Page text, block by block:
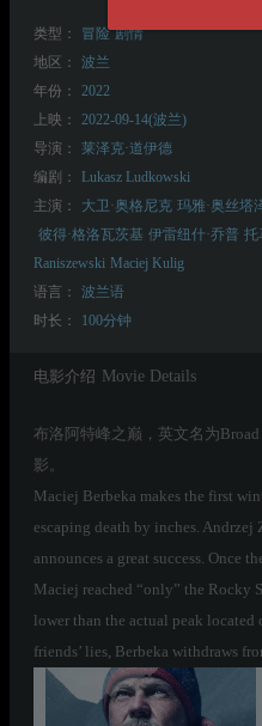
类型： 冒险 剧情
地区：
波兰
年份：
2022
上映：
2022-09-14(波兰)
导演：
莱泽克·道伊德
编剧：
Lukasz Ludkowski
主演：
大卫·奥格尼克 玛雅·奥丝塔
彼得·格洛瓦茨基 伊雷纽什·乔普 托
Raniszewski Maciej Kulig
语言：
波兰语
时长：
100分钟
电影介绍 Movie Details
布洛阿特峰之巅，英文名为
影。
Maciej Berbeka makes the first
escaping death by inches. Andrzej
announces a great success. Once
Maciej reached “only” the Rocky
lower than the actual peak located
friends’ lies, Berbeka withdraws